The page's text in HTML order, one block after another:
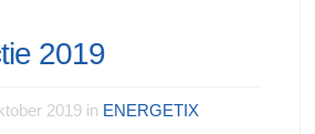
2019
2019 in ENERGETIX